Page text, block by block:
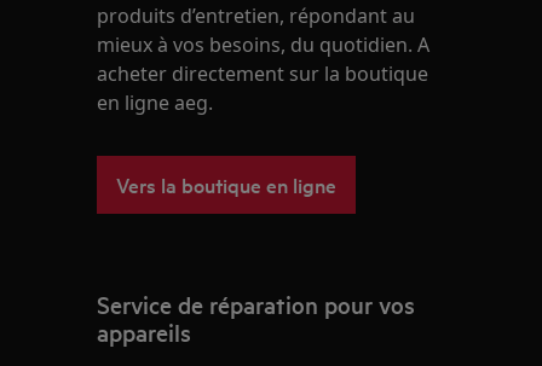
produits d’entretien, répondant au
mieux à vos besoins, du quotidien. A
acheter directement sur la boutique
en ligne aeg.
Vers la boutique en ligne
Service de réparation pour vos
appareils